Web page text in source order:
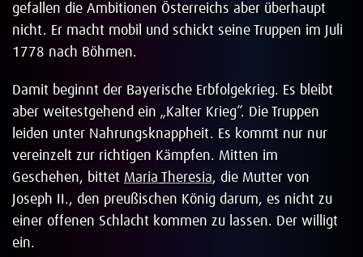
gefallen die Ambitionen Österreichs aber überhaupt
nicht. Er macht mobil und schickt seine Truppen im Juli
1778 nach Böhmen.
Damit beginnt der Bayerische Erbfolgekrieg. Es bleibt
aber weitestgehend ein „Kalter Krieg“. Die Truppen
leiden unter Nahrungsknappheit. Es kommt nur nur
vereinzelt zur richtigen Kämpfen. Mitten im
Geschehen, bittet Maria Theresia, die Mutter von
Joseph II., den preußischen König darum, es nicht zu
einer offenen Schlacht kommen zu lassen. Der willigt
ein.